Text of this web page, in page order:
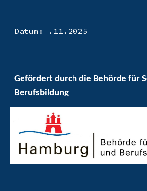
Datum: . 11 .2025
Gefördert durch die Behörde für
Berufsbildung